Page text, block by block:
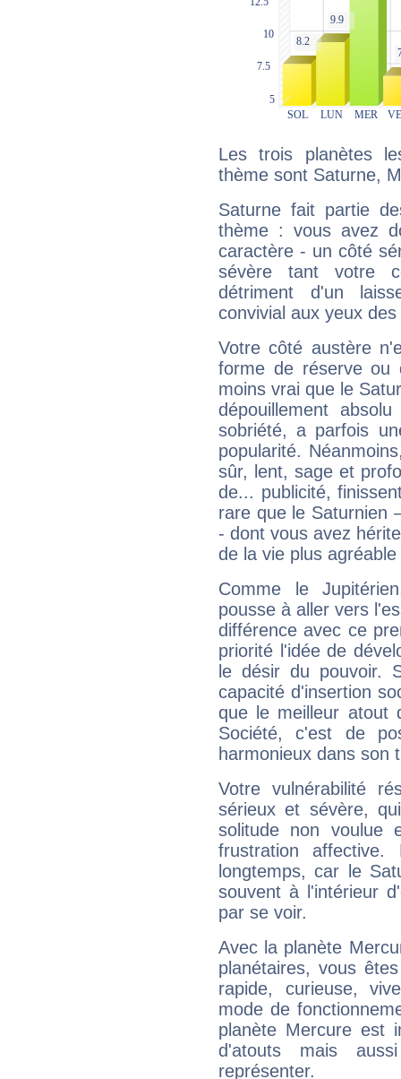
Les trois planètes
thème sont Saturne,
Saturne fait partie
thème : vous avez
caractère - un côté
sévère tant votre
détriment d'un
convivial aux yeux
Votre côté austère
forme de réserve
moins vrai que le
dépouillement
sobriété, a parfois
popularité.
sûr, lent, sage et
de... publicité,
rare que le Saturnien
- dont vous avez
de la vie plus
Comme le
pousse à aller vers
différence avec ce
priorité l'idée de
le désir du pouvoir.
capacité d'insertion
que le meilleur atout
Société, c'est de
harmonieux dans son
Votre vulnérabilité
sérieux et sévère,
solitude non voulue
frustration
longtemps, car le
souvent à l'intérieur
par se voir.
Avec la planète
planétaires, vous
rapide, curieuse,
mode de
planète Mercure est
d'atouts mais
représenter.